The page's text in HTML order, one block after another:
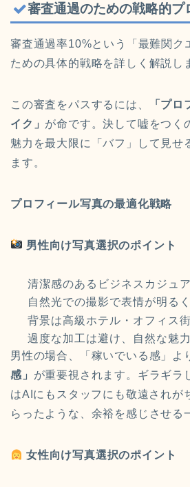
審査通過のための戦略的プ
審査通過率10%という「最難関ク
ための具体的戦略を詳しく解説し
この審査をパスするには、
「プ
イク」 が命です。決して嘘をつく
魅力を最大限に「バフ」して見せ
ます。
プロフィール写真の最適化戦略
男性向け写真選択のポイント
清潔感のあるビジネスカジュ
自然光での撮影で表情が明る
背景は高級ホテル・オフィス
過度な加工は避け、自然な魅
男性の場合、「稼いでいる感」よ
感」 が重要視されます。ギラギラ
はAIにもスタッフにも敬遠されが
らったような、余裕を感じさせる
女性向け写真選択のポイント